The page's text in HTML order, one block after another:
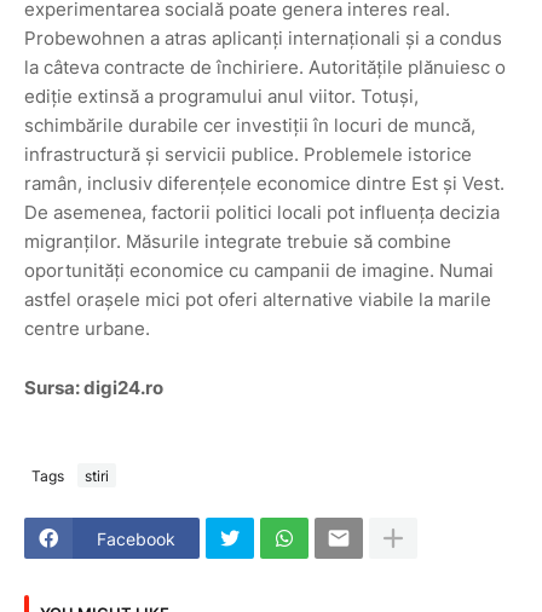
experimentarea socială poate genera interes real.
Probewohnen a atras aplicanți internaționali și a condus
la câteva contracte de închiriere. Autoritățile plănuiesc o
ediție extinsă a programului anul viitor. Totuși,
schimbările durabile cer investiții în locuri de muncă,
infrastructură și servicii publice. Problemele istorice
ramân, inclusiv diferențele economice dintre Est și Vest.
De asemenea, factorii politici locali pot influența decizia
migranților. Măsurile integrate trebuie să combine
oportunități economice cu campanii de imagine. Numai
astfel orașele mici pot oferi alternative viabile la marile
centre urbane.
Sursa: digi24.ro
Tags stiri
Facebook